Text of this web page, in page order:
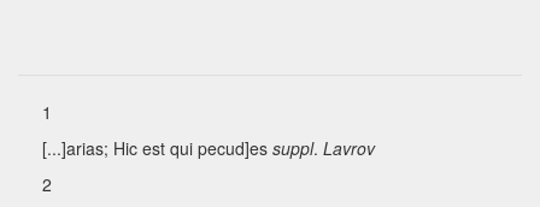
1
[...]arias; Hic est qui pecud]es suppl. Lavrov
2